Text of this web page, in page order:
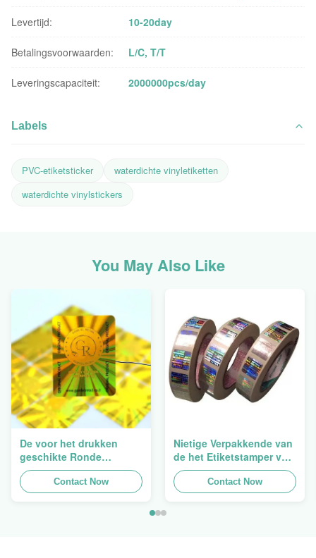
Levertijd: 10-20day
Betalingsvoorwaarden: L/C, T/T
Leveringscapaciteit: 2000000pcs/day
Labels
PVC-etiketsticker
waterdichte vinyletiketten
waterdichte vinylstickers
You May Also Like
De voor het drukken
geschikte Ronde
Verpakkende
Holografische
Zelfklevende Bladen van
Contact Now
Nietige Verpakkende van
de het Etiketstamper van
de Hologramveiligheid
Duidelijke het
Hologramsticker Logo
Contact Now